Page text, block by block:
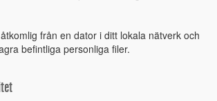
från en dator i ditt lokala nätverk och
befintliga personliga filer.